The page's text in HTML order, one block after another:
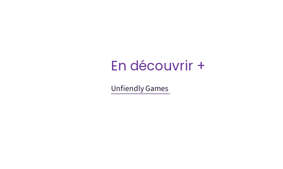
En découvrir +
Unfiendly Games